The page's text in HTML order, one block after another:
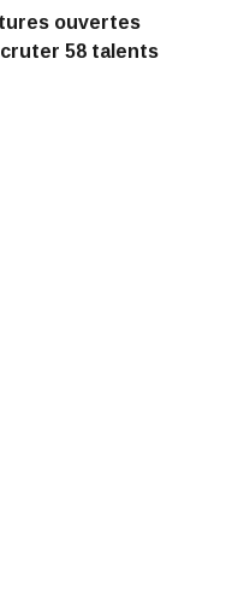
ouvertes
58 talents